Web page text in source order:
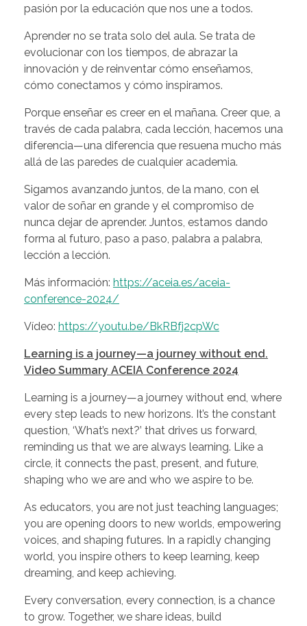
pasión por la educación que nos une a todos.
Aprender no se trata solo del aula. Se trata de
evolucionar con los tiempos, de abrazar la
innovación y de reinventar cómo enseñamos,
cómo conectamos y cómo inspiramos.
Porque enseñar es creer en el mañana. Creer que, a
través de cada palabra, cada lección, hacemos una
diferencia—una diferencia que resuena mucho más
allá de las paredes de cualquier academia.
Sigamos avanzando juntos, de la mano, con el
valor de soñar en grande y el compromiso de
nunca dejar de aprender. Juntos, estamos dando
forma al futuro, paso a paso, palabra a palabra,
lección a lección.
Más información: https://aceia.es/aceia-
conference-2024/
Vídeo: https://youtu.be/BkRBfj2cpWc
Learning is a journey—a journey without end.
Video Summary ACEIA Conference 2024
Learning is a journey—a journey without end, where
every step leads to new horizons. It’s the constant
question, ‘What’s next?’ that drives us forward,
reminding us that we are always learning. Like a
circle, it connects the past, present, and future,
shaping who we are and who we aspire to be.
As educators, you are not just teaching languages;
you are opening doors to new worlds, empowering
voices, and shaping futures. In a rapidly changing
world, you inspire others to keep learning, keep
dreaming, and keep achieving.
Every conversation, every connection, is a chance
to grow. Together, we share ideas, build